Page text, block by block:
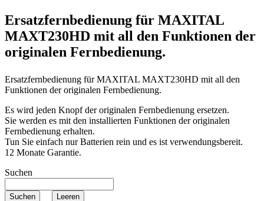
Ersatzfernbedienung für MAXITAL
MAXT230HD mit all den Funktionen der
originalen Fernbedienung.
Ersatzfernbedienung fürMAXITAL MAXT230HD mit all den
Funktionen der originalen Fernbedienung.
Es wird jeden Knopf der originalen Fernbedienung ersetzen.
Sie werden es mit den installierten Funktionen der originalen
Fernbedienung erhalten.
Tun Sie einfach nur Batterien rein und es ist verwendungsbereit.
12 Monate Garantie.
Suchen